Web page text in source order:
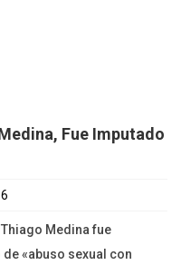
Fue Imputado
Medina fue
«abuso sexual con